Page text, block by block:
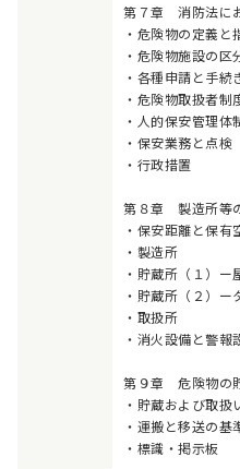
第７章 消防法に
・危険物の定義と
・危険物施設の区
・各種申請と手続
・危険物取扱者制
・人的保安管理体
・保安業務と点検
・行政措置
第８章 製造所等
・保安距離と保有
・製造所
・貯蔵所（１）
・貯蔵所（２）ー
・取扱所
・消火設備と警報
第９章 危険物の
・貯蔵および取扱
・運搬と移送の基
・標識・掲示板